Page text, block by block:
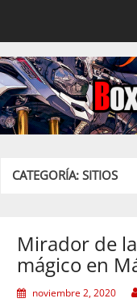
Viajes, rutas y
CATEGORÍA:SITIOS
Mirador de
mágico en
noviembre 2, 2020